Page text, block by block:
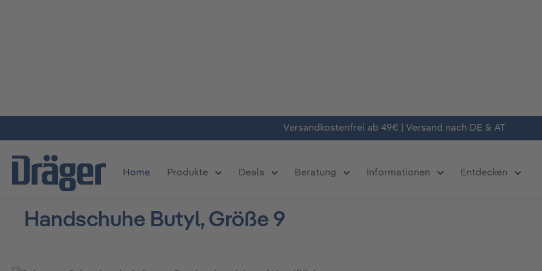
Versandkostenfrei ab 49€ | Versand nach DE & AT
Home Produkte
Öffne oder Schließe das Dropdown der Kategorie Produkte
Deals
Öffne oder Schließe das Dropdown der Kategorie Deals
Beratung Informationen
Öffne oder Schließe
Entdecken
Öffne
Handschuhe Butyl, Größe 9